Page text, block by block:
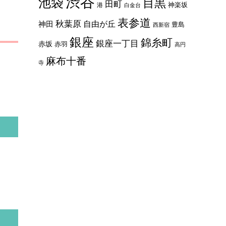
港 田町 白金台 目黒 神楽坂
神田 秋葉原 自由が丘 表参道 西新宿 豊島
赤坂 赤羽 銀座 銀座一丁目 錦糸町 高円
寺 麻布十番